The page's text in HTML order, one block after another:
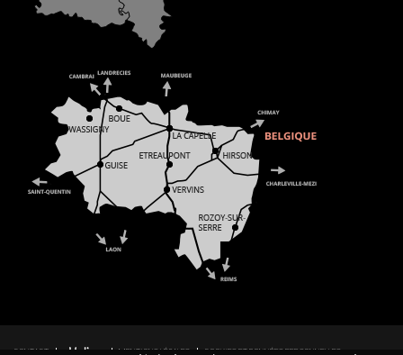
CONTACT MENTIONS LÉGALES COOKIES ET DONNÉES PERSONNELLES